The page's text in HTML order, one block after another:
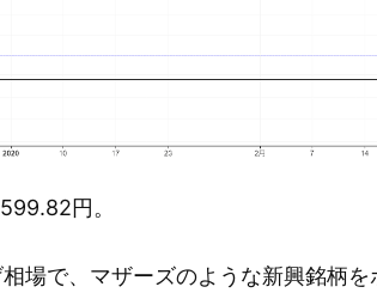
円。
場で、マザーズのような新興銘柄を